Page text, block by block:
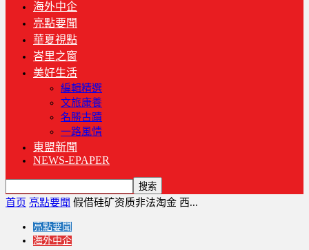
海外中企
亮點要聞
華夏視點
峇里之窗
美好生活
編輯精選
文旅康養
名勝古蹟
一路風情
東盟新聞
NEWS-EPAPER
首页 亮點要聞 假借硅矿资质非法淘金 西...
亮點要聞
海外中企